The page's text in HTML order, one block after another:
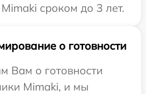
сроком до 3 лет.
о готовности
Вам о готовности
Mimaki, и мы